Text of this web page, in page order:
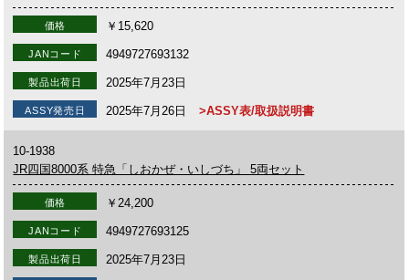
価格 ￥15,620
JANコード 4949727693132
製品出荷日 2025年7月23日
ASSY発売日 2025年7月26日 >ASSY表/取扱説明書
10-1938
JR四国8000系 特急「しおかぜ・いしづち」 5両セット
価格 ￥24,200
JANコード 4949727693125
製品出荷日 2025年7月23日